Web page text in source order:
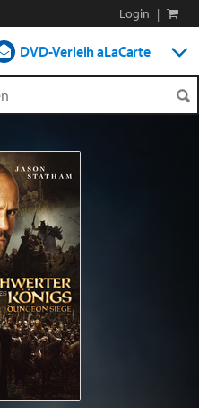
Login |
DVD-Verleih aLaCarte
Shop
Blog